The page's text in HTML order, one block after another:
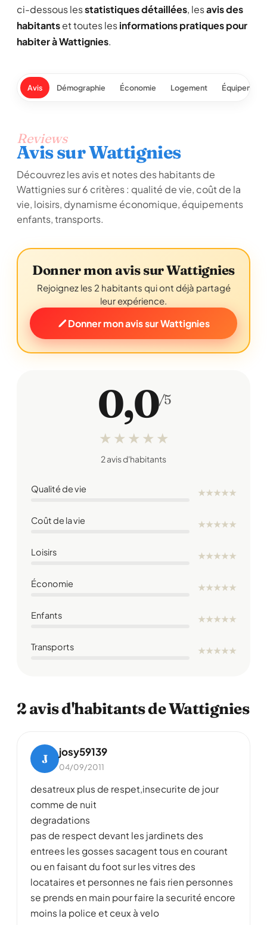
ci-dessous lesstatistiques détaillées, lesavis des
habitantset toutes lesinformations pratiques pour
habiter à Wattignies.
Avis Démographie Économie Logement
Reviews
Avis sur Wattignies
Découvrez les avis et notes des habitants de
Wattignies sur 6 critères : qualité de vie, coût de la
vie, loisirs, dynamisme économique, équipements
enfants, transports.
Donner mon avis sur Wattignies
Rejoignez les 2 habitants qui ont déjà partagé
leur expérience.
Donner mon avis sur Wattignies
0,0/5
★ ★ ★ ★ ★
2 avis d'habitants
Qualité de vie ★★★★★
Coût de la vie ★★★★★
Loisirs ★★★★★
Économie ★★★★★
Enfants ★★★★★
Transports ★★★★★
2 avis d'habitants de Wattignies
J josy59139
04/09/2011
desatreux plus de respet,insecurite de jour
comme de nuit
degradations
pas de respect devant les jardinets des
entrees les gosses sacagent tous en courant
ou en faisant du foot sur les vitres des
locataires et personnes ne fais rien personnes
se prends en main pour faire la securité encore
moins la police et ceux à velo